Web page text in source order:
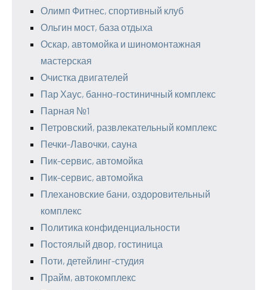
Олимп Фитнес, спортивный клуб
Ольгин мост, база отдыха
Оскар, автомойка и шиномонтажная
мастерская
Очистка двигателей
Пар Хаус, банно-гостиничный комплекс
Парная №1
Петровский, развлекательный комплекс
Печки-Лавочки, сауна
Пик-сервис, автомойка
Пик-сервис, автомойка
Плехановские бани, оздоровительный
комплекс
Политика конфиденциальности
Постоялый двор, гостиница
Поти, детейлинг-студия
Прайм, автокомплекс